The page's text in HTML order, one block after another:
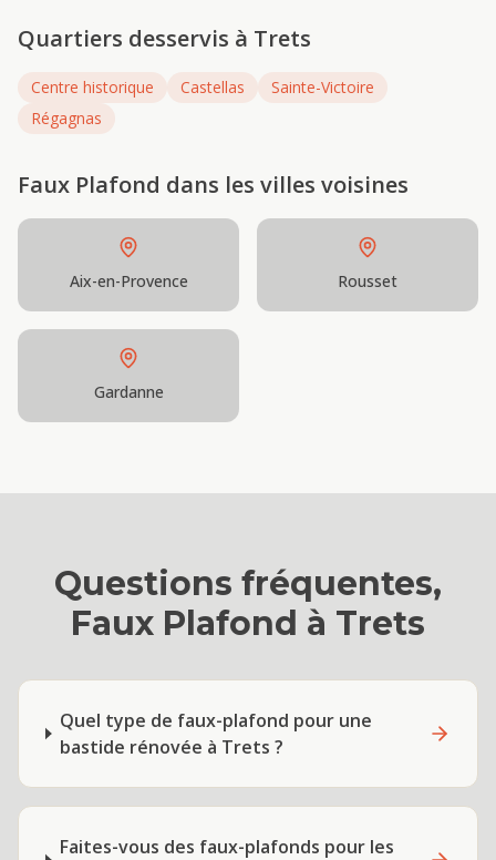
Quartiers desservis à Trets
Centre historique Castellas
Sainte-Victoire
Régagnas
Faux Plafond dans les villes voisines
Aix-en-Provence Rousset
Gardanne
Questions fréquentes,
Faux Plafond à Trets
Quel type de faux-plafond pour une
bastide rénovée à Trets ?
Faites-vous des faux-plafonds pour les